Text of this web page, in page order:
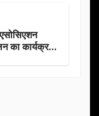
एसोसिएशन
का कार्यक्रम